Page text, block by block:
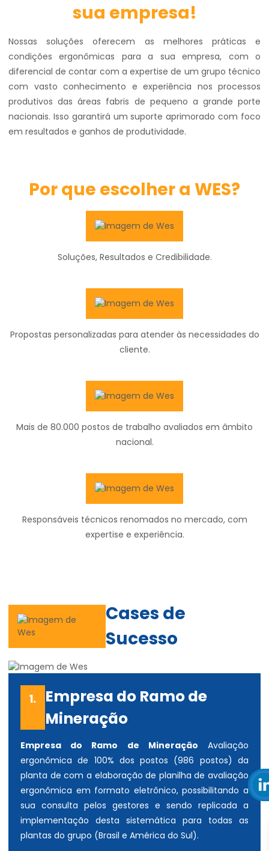
sua empresa!
Nossas soluções oferecem as melhores práticas e
condições ergonômicas para a sua empresa, com o
diferencial de contar com a expertise de um grupo técnico
com vasto conhecimento e experiência nos processos
produtivos das áreas fabris de pequeno a grande porte
nacionais. Isso garantirá um suporte aprimorado com foco
em resultados e ganhos de produtividade.
Por que escolher a WES?
Soluções, Resultados e Credibilidade.
Propostas personalizadas para atender às necessidades do
cliente.
Mais de 80.000 postos de trabalho avaliados em âmbito
nacional.
Responsáveis técnicos renomados no mercado, com
expertise e experiência.
Cases de
Sucesso
1.
Empresa do Ramo de
Mineração
Empresa do Ramo de Mineração Avaliação
ergonômica de 100% dos postos (986 postos) da
planta de com a elaboração de planilha de avaliação
ergonômica em formato eletrônico, possibilitando a
sua consulta pelos gestores e sendo replicada a
implementação desta sistemática para todas as
plantas do grupo (Brasil e América do Sul).